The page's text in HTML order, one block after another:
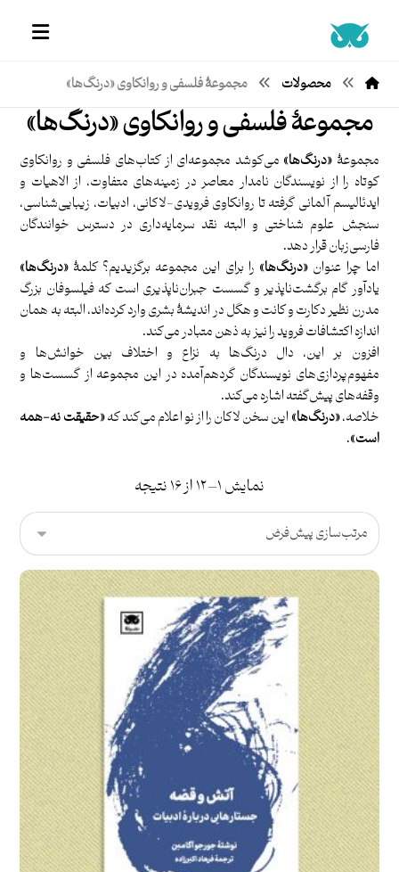
محصولات مجموعۀ فلسفی و روانکاوی «درنگ‌ها»
مجموعۀ فلسفی و روانکاوی «درنگ‌ها»
مجموعۀ «درنگ‌ها» می‌کوشد مجموعه‌ای از کتاب‌های فلسفی و روانکاوی
کوتاه را از نویسندگان نامدار معاصر در زمینه‌های متفاوت، از الاهیات و
ایدئالیسم آلمانی گرفته تا روانکاوی فرویدی-لاکانی، ادبیات، زیبایی‌شناسی،
سنجش علوم شناختی و البته نقد سرمایه‌داری در دسترس خوانندگان
فارسی‌زبان قرار دهد.
اما چرا عنوان«درنگ‌ها» را برای این مجموعه برگزیدیم؟ کلمۀ «درنگ‌ها»
یادآور گام برگشت‌ناپذیر و گسست جبران‌ناپذیری است که فیلسوفان بزرگ
مدرن نظیر دکارت و کانت و هگل در اندیشۀ بشری وارد کرده‌اند، البته به همان
اندازه اکتشافات فروید را نیز به ذهن متبادر می‌کند.
افزون بر این، دال درنگ‌ها به نزاع و اختلاف بین خوانش‌ها و
مفهوم‌پردازی‌های نویسندگان گردهم‌آمده در این مجموعه از گسست‌ها و
وقفه‌های پیش‌گفته اشاره می‌کند.
خلاصه،«درنگ‌ها» این سخن لاکان را از نو اعلام می‌کند که«حقیقت نه-همه
است».
نمایش ۱–۱۲ از ۱۶ نتیجه